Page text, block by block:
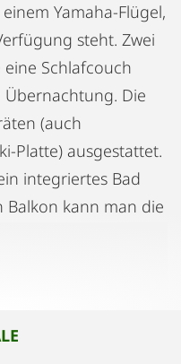
Yamaha-Flügel,
steht. Zwei
Schlafcouch
Die
(auch
Platte) ausgestattet.
integriertes Bad
Balkon kann man die
eine